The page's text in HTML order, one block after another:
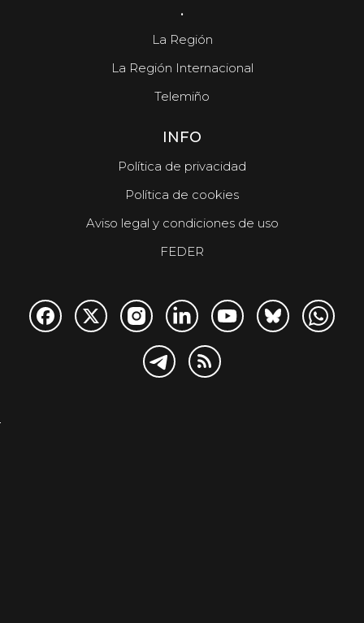
.
La Región
La Región Internacional
Telemiño
INFO
Política de privacidad
Política de cookies
Aviso legal y condiciones de uso
FEDER